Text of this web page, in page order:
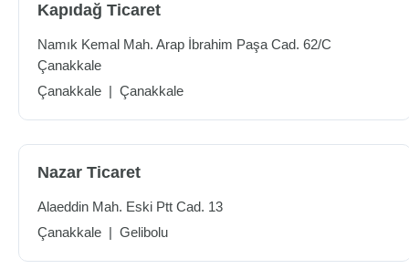
Kapıdağ Ticaret
Namık Kemal Mah. Arap İbrahim Paşa Cad. 62/C
Çanakkale
Çanakkale | Çanakkale
Nazar Ticaret
Alaeddin Mah. Eski Ptt Cad. 13
Çanakkale | Gelibolu